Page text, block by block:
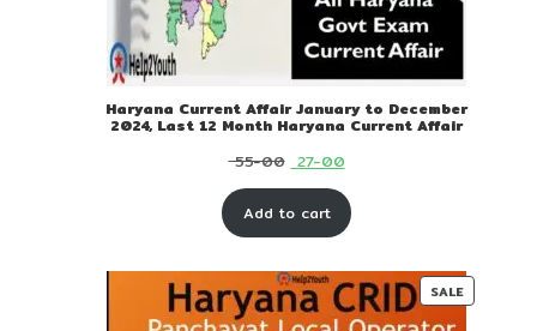
Haryana Current Affair January to December
2024, Last 12 Month Haryana Current Affair
55-00 Original
price
was:
00.
27-00Current
price
is:
00.
Add to cart
SALE